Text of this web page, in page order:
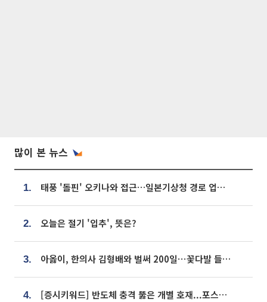
많이 본 뉴스
1. 태풍 '돌핀' 오키나와 접근…일본기상청 경로 업데이트
2. 오늘은 절기 '입추', 뜻은?
3. 아옳이, 한의사 김형배와 벌써 200일⋯꽃다발 들고 "프러포즈 아냐"
4. [증시키워드] 반도체 충격 뚫은 개별 호재...포스코퓨처엠·에코프로·한화솔루션 '눈길'